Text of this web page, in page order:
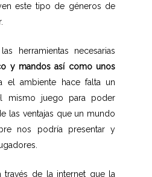
este tipo de géneros de
herramientas necesarias
y mandos así como unos
el ambiente hace falta un
mismo juego para poder
las ventajas que un mundo
nos podría presentar y
través de la internet que la